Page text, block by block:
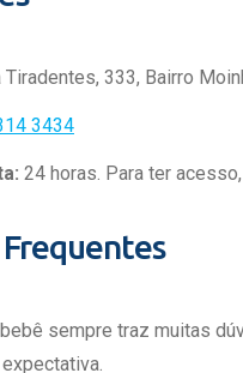
Tiradentes, 333, Bairro
3434
24 horas. Para ter
sempre traz muitas